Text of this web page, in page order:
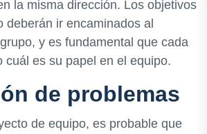
la misma dirección. Los objetivos
deberán ir encaminados al
y es fundamental que cada
cuál es su papel en el equipo.
de problemas
de equipo, es probable que